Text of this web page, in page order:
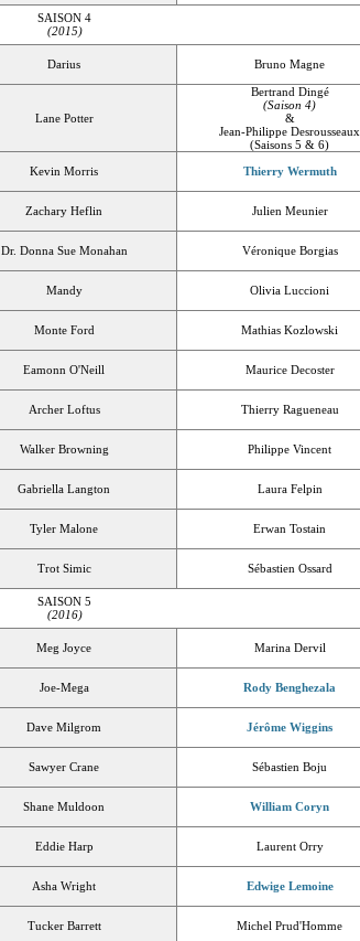
SAISON 4
(2015)
Darius Bruno Magne
Lane Potter
Bertrand Dingé
(Saison 4)
&
Jean-Philippe Desrousseaux
(Saisons 5 & 6)
Kevin Morris Thierry Wermuth
Zachary Heflin Julien Meunier
Dr. Donna Sue Monahan Véronique Borgias
Mandy Olivia Luccioni
Monte Ford Mathias Kozlowski
Eamonn O'Neill Maurice Decoster
Archer Loftus Thierry Ragueneau
Walker Browning Philippe Vincent
Gabriella Langton Laura Felpin
Tyler Malone Erwan Tostain
Trot Simic Sébastien Ossard
SAISON 5
(2016)
Meg Joyce Marina Dervil
Joe-Mega Rody Benghezala
Dave Milgrom Jérôme Wiggins
Sawyer Crane Sébastien Boju
Shane Muldoon William Coryn
Eddie Harp Laurent Orry
Asha Wright Edwige Lemoine
Tucker Barrett Michel Prud'Homme